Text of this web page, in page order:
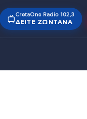
CretaOne Radio 102,3
ΔΕΊΤΕ ΖΩΝΤΑΝΆ